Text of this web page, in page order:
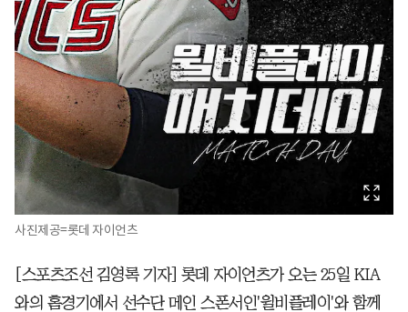
사진제공=롯데 자이언츠
[스포츠조선 김영록 기자] 롯데 자이언츠가 오는 25일 KIA
와의 홈경기에서 선수단 메인 스폰서인'윌비플레이'와 함께